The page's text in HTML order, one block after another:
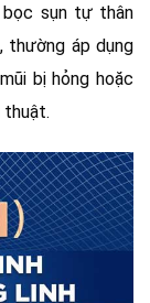
bọc sụn tự thân
thường áp dụng
bị hỏng hoặc
thuật.